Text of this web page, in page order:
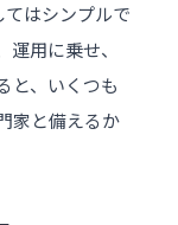
はシンプルで
用に乗せ、
と、いくつも
家と備えるか